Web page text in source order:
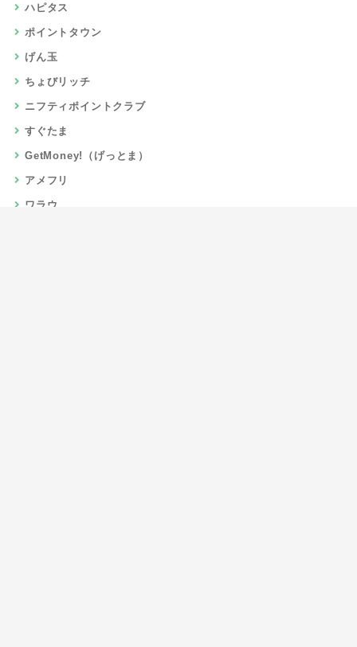
ハピタス
ポイントタウン
げん玉
ちょびリッチ
ニフティポイントクラブ
すぐたま
GetMoney!（げっとま）
アメフリ
ワラウ